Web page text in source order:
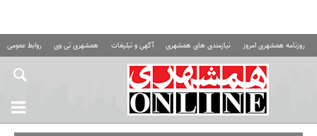
روزنامه همشهری امروز نیازمندی های همشهری آگهی و تبلیغات همشهری تی وی روابط عمومی